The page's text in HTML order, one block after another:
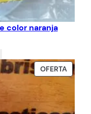
color naranja
₡800.
OFERTA
EN